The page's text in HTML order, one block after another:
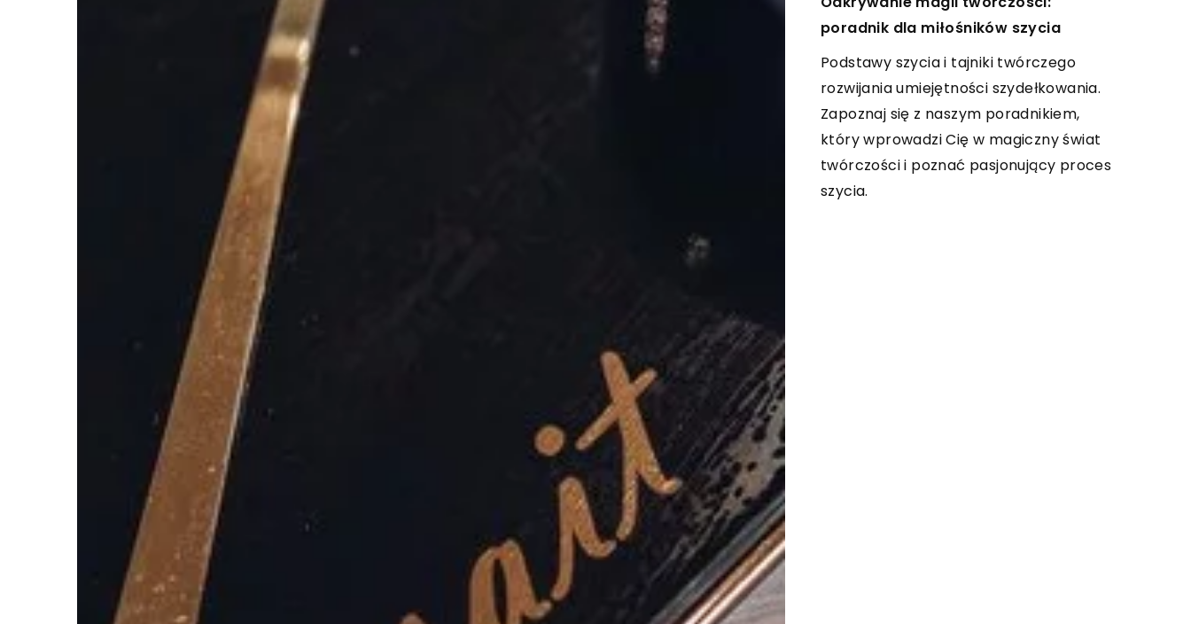
ciepła – czy mają na to wpływ?
Poznaj, jak dzięki technologii pomp
ciepła możesz osiągnąć niezależność
energetyczną w swoim domu oraz
zredukować rachunki za prąd.
poradnik dla miłośników szycia
Podstawy szycia i tajniki twórczego
rozwijania umiejętności szydełkowania.
Zapoznaj się z naszym poradnikiem,
który wprowadzi Cię w magiczny świat
twórczości i poznać pasjonujący proces
szycia.
umiejętności są najbardziej
poszukiwane?
Poznaj najbardziej poszukiwane
umiejętności na niemieckim rynku
pracy i dowiedz się, jak zwiększyć swoje
szanse na zatrudnienie w Niemczech.